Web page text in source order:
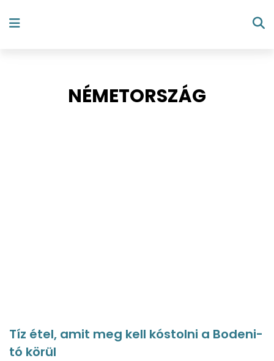
NÉMETORSZÁG
Tíz étel, amit meg kell kóstolni a Bodeni-
tó körül